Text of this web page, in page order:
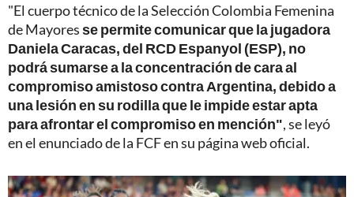
"El cuerpo técnico de la Selección Colombia Femenina
de Mayoresse permite comunicar que la jugadora
Daniela Caracas, del RCD Espanyol (ESP), no
podrá sumarse a la concentración de cara al
compromiso amistoso contra Argentina, debido a
una lesión en su rodilla que le impide estar apta
para afrontar el compromiso en mención", se leyó
en el enunciado de la FCF en su página web oficial.